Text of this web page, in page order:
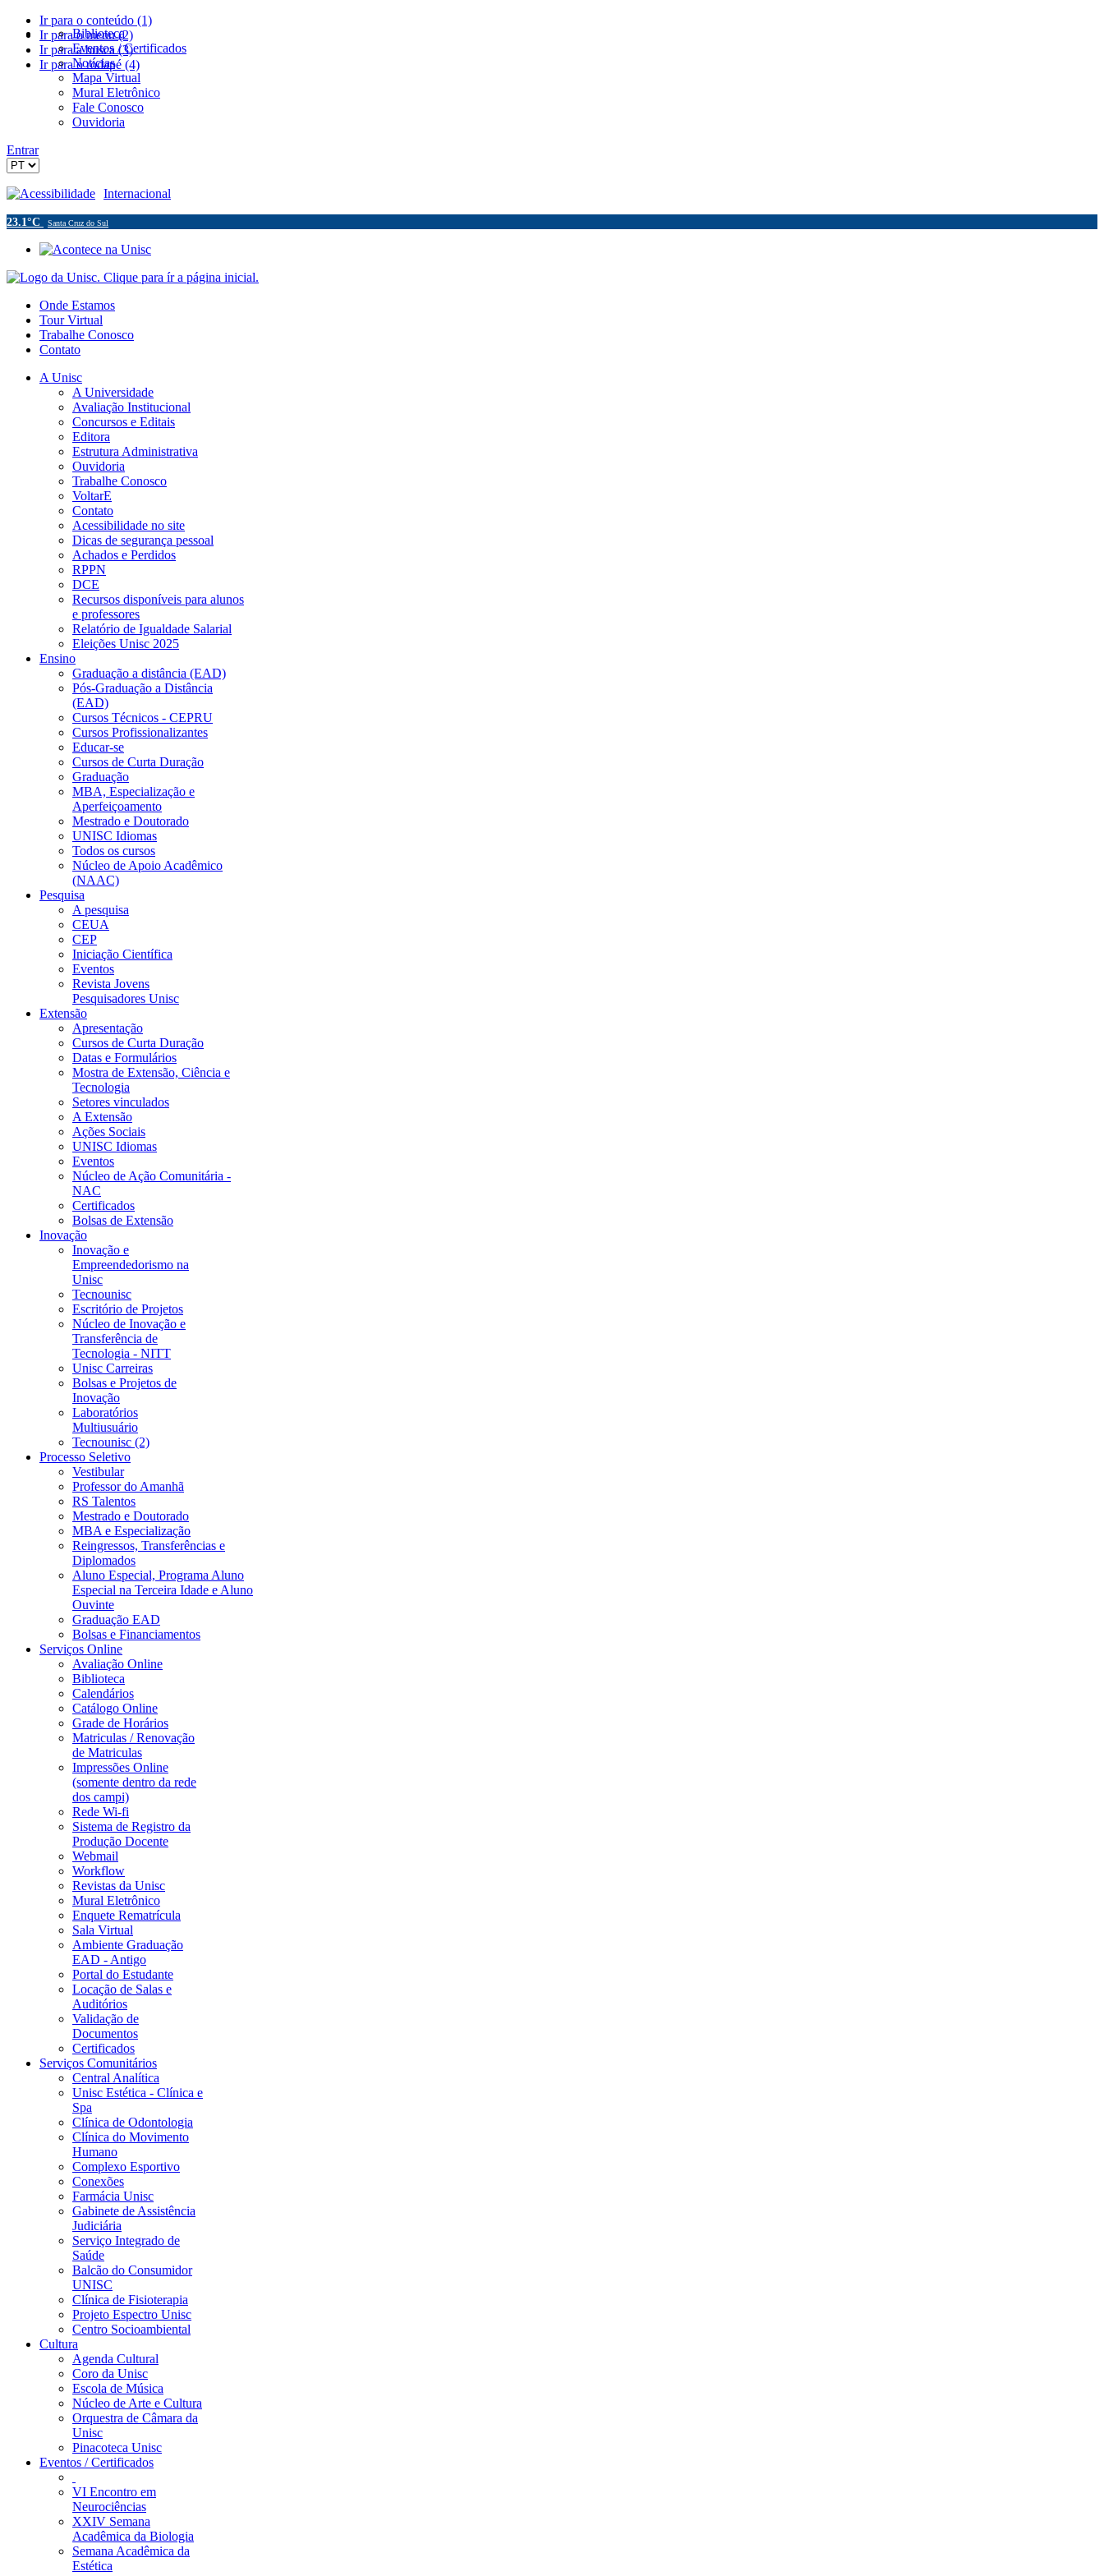
Ir para o conteúdo (1)
Ir para o menu (2)
Ir para a busca (3)
Ir para o rodapé (4)
Biblioteca
Eventos / Certificados
Notícias
Mapa Virtual
Mural Eletrônico
Fale Conosco
Ouvidoria
Entrar
Acessibilidade Internacional
23.1°C Santa Cruz do Sul
Onde Estamos
Tour Virtual
Trabalhe Conosco
Contato
A Unisc
A Universidade
Avaliação Institucional
Concursos e Editais
Editora
Estrutura Administrativa
Ouvidoria
Trabalhe Conosco
VoltarE
Contato
Acessibilidade no site
Dicas de segurança pessoal
Achados e Perdidos
RPPN
DCE
Recursos disponíveis para alunos
e professores
Relatório de Igualdade Salarial
Eleições Unisc 2025
Ensino
Graduação a distância (EAD)
Pós-Graduação a Distância
(EAD)
Cursos Técnicos - CEPRU
Cursos Profissionalizantes
Educar-se
Cursos de Curta Duração
Graduação
MBA, Especialização e
Aperfeiçoamento
Mestrado e Doutorado
UNISC Idiomas
Todos os cursos
Núcleo de Apoio Acadêmico
(NAAC)
Pesquisa
A pesquisa
CEUA
CEP
Iniciação Científica
Eventos
Revista Jovens
Pesquisadores Unisc
Extensão
Apresentação
Cursos de Curta Duração
Datas e Formulários
Mostra de Extensão, Ciência e
Tecnologia
Setores vinculados
A Extensão
Ações Sociais
UNISC Idiomas
Eventos
Núcleo de Ação Comunitária -
NAC
Certificados
Bolsas de Extensão
Inovação
Inovação e
Empreendedorismo na
Unisc
Tecnounisc
Escritório de Projetos
Núcleo de Inovação e
Transferência de
Tecnologia - NITT
Unisc Carreiras
Bolsas e Projetos de
Inovação
Laboratórios
Multiusuário
Tecnounisc (2)
Processo Seletivo
Vestibular
Professor do Amanhã
RS Talentos
Mestrado e Doutorado
MBA e Especialização
Reingressos, Transferências e
Diplomados
Aluno Especial, Programa Aluno
Especial na Terceira Idade e Aluno
Ouvinte
Graduação EAD
Bolsas e Financiamentos
Serviços Online
Avaliação Online
Biblioteca
Calendários
Catálogo Online
Grade de Horários
Matriculas / Renovação
de Matriculas
Impressões Online
(somente dentro da rede
dos campi)
Rede Wi-fi
Sistema de Registro da
Produção Docente
Webmail
Workflow
Revistas da Unisc
Mural Eletrônico
Enquete Rematrícula
Sala Virtual
Ambiente Graduação
EAD - Antigo
Portal do Estudante
Locação de Salas e
Auditórios
Validação de
Documentos
Certificados
Serviços Comunitários
Central Analítica
Unisc Estética - Clínica e
Spa
Clínica de Odontologia
Clínica do Movimento
Humano
Complexo Esportivo
Conexões
Farmácia Unisc
Gabinete de Assistência
Judiciária
Serviço Integrado de
Saúde
Balcão do Consumidor
UNISC
Clínica de Fisioterapia
Projeto Espectro Unisc
Centro Socioambiental
Cultura
Agenda Cultural
Coro da Unisc
Escola de Música
Núcleo de Arte e Cultura
Orquestra de Câmara da
Unisc
Pinacoteca Unisc
Eventos / Certificados
VI Encontro em
Neurociências
XXIV Semana
Acadêmica da Biologia
Semana Acadêmica da
Estética